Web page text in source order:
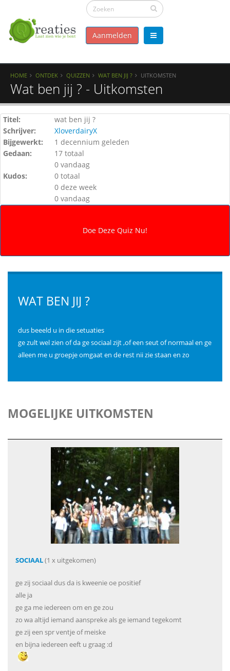
Aanmelden
HOME ONTDEK QUIZZEN WAT BEN JIJ ? UITKOMSTEN
Wat ben jij ? - Uitkomsten
Titel:
wat ben jij ?
Schrijver:
XloverdairyX
Bijgewerkt:
1 decennium geleden
Gedaan:
17 totaal
0 vandaag
Kudos:
0 totaal
0 deze week
0 vandaag
WAT BEN JIJ ?
dus beeeld u in die setuaties
ge zult wel zien of da ge sociaal zijt ,of een seut of normaal en ge
alleen me u groepje omgaat en de rest nii zie staan en zo
MOGELIJKE UITKOMSTEN
SOCIAAL(1 x uitgekomen)
ge zij sociaal dus da is kweenie oe positief
alle ja
ge ga me iedereen om en ge zou
zo wa altijd iemand aanspreke als ge iemand tegekomt
ge zij een spr ventje of meiske
en bijna iedereen eeft u graag :d